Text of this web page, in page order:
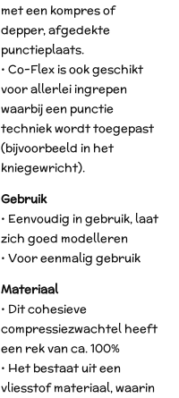
met een kompres of
depper, afgedekte
punctieplaats.
• Co-Flex is ook geschikt
voor allerlei ingrepen
waarbij een punctie
techniek wordt toegepast
(bijvoorbeeld in het
kniegewricht).
Gebruik
• Eenvoudig in gebruik, laat
zich goed modelleren
• Voor eenmalig gebruik
Materiaal
• Dit cohesieve
compressiezwachtel heeft
een rek van ca. 100%
• Het bestaat uit een
vliesstof materiaal, waarin